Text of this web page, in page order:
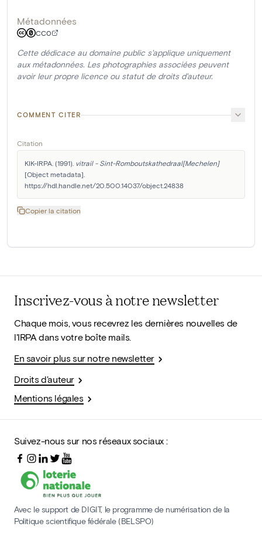
Métadonnées
CC0
Cette dédicace au domaine public s'applique uniquement
aux métadonnées. Les photographies associées peuvent
avoir leur propre licence ou statut de droits d'auteur.
COMMENT CITER
Citation
KIK-IRPA. (1991). vitrail - Sint-Romboutskathedraal[Mechelen]
[Object metadata].
https://hdl.handle.net/20.500.14037/object.24838
Copier la citation
Inscrivez-vous à notre newsletter
Chaque mois, vous recevrez les dernières nouvelles de
l'IRPA dans votre boîte mails.
En savoir plus sur notre newsletter
Droits d'auteur
Mentions légales
Suivez-nous sur nos réseaux sociaux :
Avec le support de DIGIT, le programme de numérisation de la
Politique scientifique fédérale (BELSPO)